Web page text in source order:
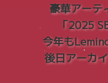
豪華アーテ
「2025
今年も
後日アーカ